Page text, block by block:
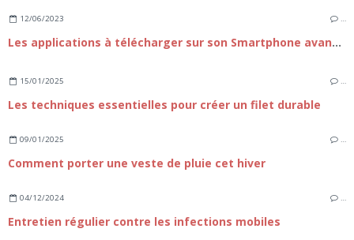
12/06/2023 …
Les applications à télécharger sur son Smartphone avant de partir en vacances
15/01/2025 …
Les techniques essentielles pour créer un filet durable
09/01/2025 …
Comment porter une veste de pluie cet hiver
04/12/2024
Entretien régulier contre les infections mobiles